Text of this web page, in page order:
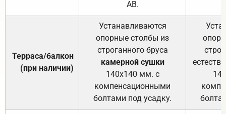
АВ.
Терраса/балкон
(при наличии)
Устанавливаются
опорные столбы из
строганного бруса
камерной сушки
140х140 мм. с
компенсационными
болтами под усадку.